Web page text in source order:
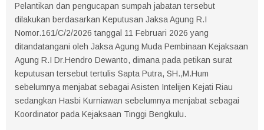
Pelantikan dan pengucapan sumpah jabatan tersebut
dilakukan berdasarkan Keputusan Jaksa Agung R.I
Nomor.161/C/2/2026 tanggal 11 Februari 2026 yang
ditandatangani oleh Jaksa Agung Muda Pembinaan Kejaksaan
Agung R.I Dr.Hendro Dewanto, dimana pada petikan surat
keputusan tersebut tertulis Sapta Putra, SH.,M.Hum
sebelumnya menjabat sebagai Asisten Intelijen Kejati Riau
sedangkan Hasbi Kurniawan sebelumnya menjabat sebagai
Koordinator pada Kejaksaan Tinggi Bengkulu.